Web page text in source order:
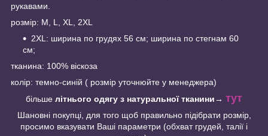
рукавами.
розмір: M, L, XL, 2XL
2XL: ширина по грудях 56 см; ширина по стегнам 60
см;
тканина: 100% віскоза
колір: темно-синій ( розмір уточнюйте у менеджера)
більше літнього одягу з натуральної тканини→ тут
Шановні покупці, для того щоб правильно підібрати розмір,
просимо вказувати Ваші параметри (обхват грудей, талії і